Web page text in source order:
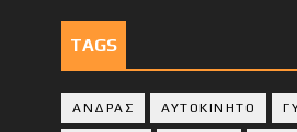
TAGS
ΑΝΔΡΑΣ ΑΥΤΟΚΙΝΗΤΟ